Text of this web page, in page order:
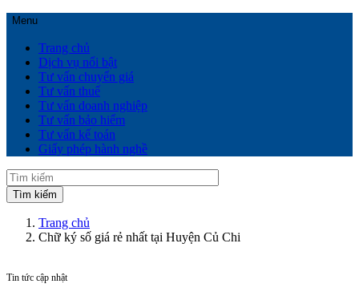
Menu
Trang chủ
Dịch vụ nổi bật
Tư vấn chuyển giá
Tư vấn thuế
Tư vấn doanh nghiệp
Tư vấn bảo hiểm
Tư vấn kế toán
Giấy phép hành nghề
Trang chủ
Chữ ký số giá rẻ nhất tại Huyện Củ Chi
Tin tức cập nhật